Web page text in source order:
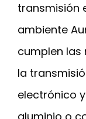
transmisión
ambiente
cumplen las
la
electrónico